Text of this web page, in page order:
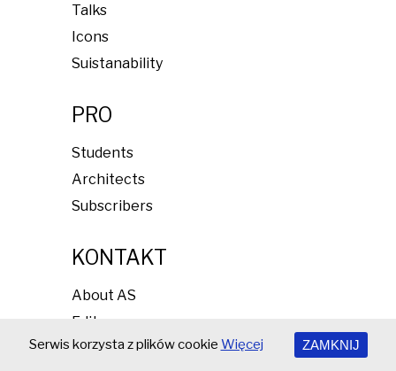
Talks
Icons
Suistanability
PRO
Students
Architects
Subscribers
KONTAKT
About AS
Editors
Advertising
Serwis korzysta z plików cookie Więcej ZAMKNIJ